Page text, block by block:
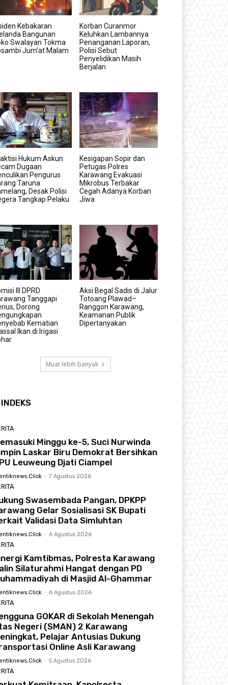
Kebakaran
Bangunan
Swalayan Tokma
Jum’at Malam
Korban Curanmor
Keluhkan Lambannya
Penanganan Laporan,
Polisi Sebut
Penyelidikan Masih
Berjalan
Hukum Askun
Dugaan
Pengurus
Taruna
Desak Polisi
Tangkap Pelaku
Kesigapan Sopir dan
Petugas Polres
Karawang Evakuasi
Mikrobus Terbakar
Cegah Adanya Korban
Jiwa
III DPRD
Tanggapi
Dorong
Kematian
Ikan di Irigasi
Aksi Begal Sadis di Jalur
Totoang Plawad–
Ranggon Karawang,
Keamanan Publik
Dipertanyakan
Muat lebih banyak
INDEKS
Minggu ke-5, Suci Nurwinda
Laskar Biru Demokrat Bersihkan
Leuweung Djati Ciampel
- 7 Agustus 2026
Swasembada Pangan, DPKPP
Gelar Sosialisasi SK Bupati
Validasi Data Simluhtan
- 6 Agustus 2026
Kamtibmas, Polresta Karawang
Silaturahmi Hangat dengan PD
di Masjid Al-Ghammar
- 6 Agustus 2026
GOKAR di Sekolah Menengah
Negeri (SMAN) 2 Karawang
Pelajar Antusias Dukung
Online Asli Karawang
- 5 Agustus 2026